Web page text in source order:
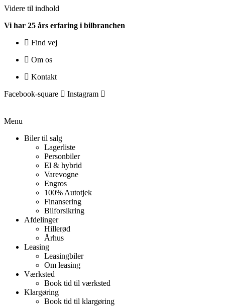
Videre til indhold
Vi har 25 års erfaring i bilbranchen
Find vej
Om os
Kontakt
Facebook-square
Instagram
Menu
Biler til salg
Lagerliste
Personbiler
El & hybrid
Varevogne
Engros
100% Autotjek
Finansering
Bilforsikring
Afdelinger
Hillerød
Århus
Leasing
Leasingbiler
Om leasing
Værksted
Book tid til værksted
Klargøring
Book tid til klargøring